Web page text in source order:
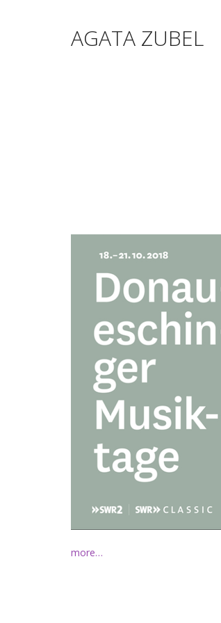
AGATA ZUBEL
more…